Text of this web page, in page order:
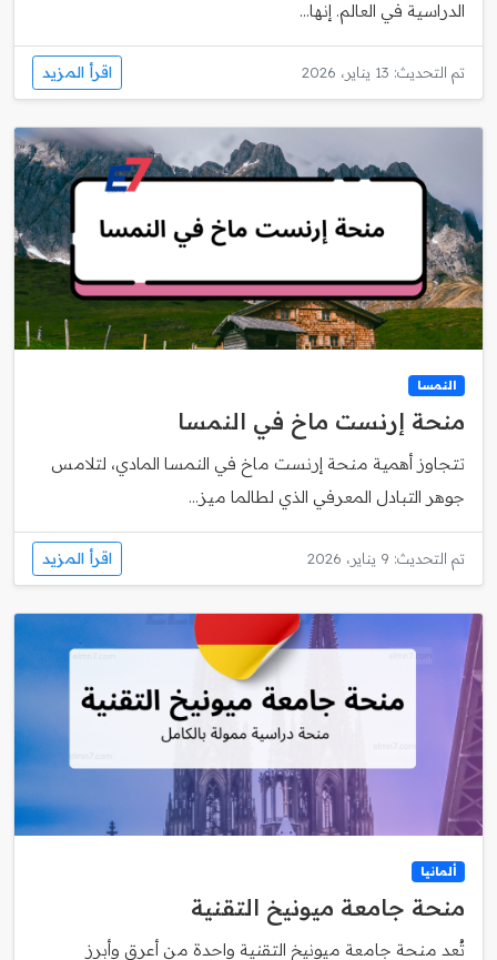
الدراسية في العالم. إنها...
تم التحديث: 13 يناير، 2026 اقرأ المزيد
النمسا
منحة إرنست ماخ في النمسا
تتجاوز أهمية منحة إرنست ماخ في النمسا المادي، لتلامس
جوهر التبادل المعرفي الذي لطالما ميز...
تم التحديث: 9 يناير، 2026 اقرأ المزيد
ألمانيا
منحة جامعة ميونيخ التقنية
تُعد منحة جامعة ميونيخ التقنية واحدة من أعرق وأبرز